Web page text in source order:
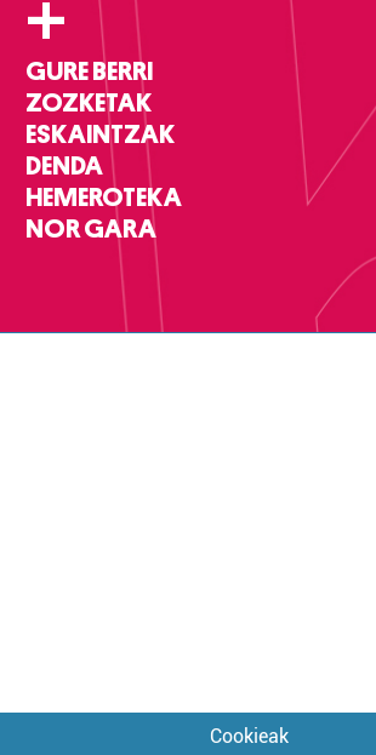
+
GURE BERRI
ZOZKETAK
ESKAINTZAK
DENDA
HEMEROTEKA
NOR GARA
Cookieak